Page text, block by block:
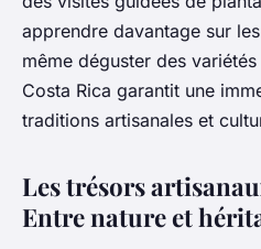
apprendre davantage sur
même déguster des
Costa Rica garantit une
traditions artisanales et
Les trésors
Entre nature et